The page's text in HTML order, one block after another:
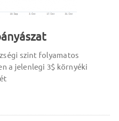
szint folyamatos
a jelenlegi 3$ környéki